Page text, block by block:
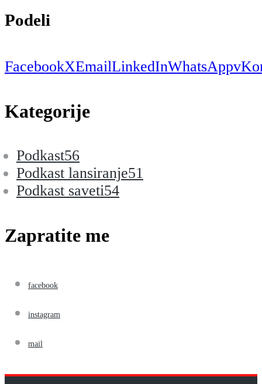
Podeli
FacebookXEmailLinkedInWhatsApp
Kategorije
Podkast56
Podkast lansiranje51
Podkast saveti54
Zapratite me
facebook
instagram
mail